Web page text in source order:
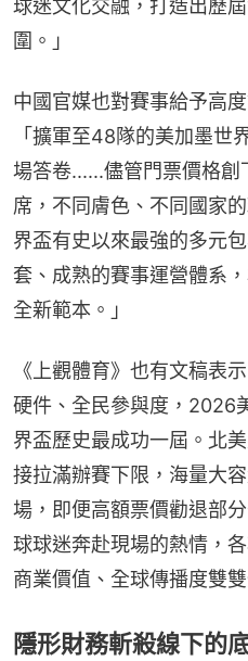
球迷文化交融，打造出歷
圍。」
中國官媒也對賽事給予高
「擴軍至48隊的美加墨世
場答卷......儘管門票價格
席，不同膚色、不同國家
界盃有史以來最強的多元
套、成熟的賽事運營體系
全新範本。」
《上觀體育》也有文稿表
硬件、全民參與度，2026
界盃歷史最成功一屆。北
接拉滿辦賽下限，海量大
場，即便高額票價勸退部
球球迷奔赴現場的熱情，
商業價值、全球傳播度雙雙
隱形財務斬殺線下的